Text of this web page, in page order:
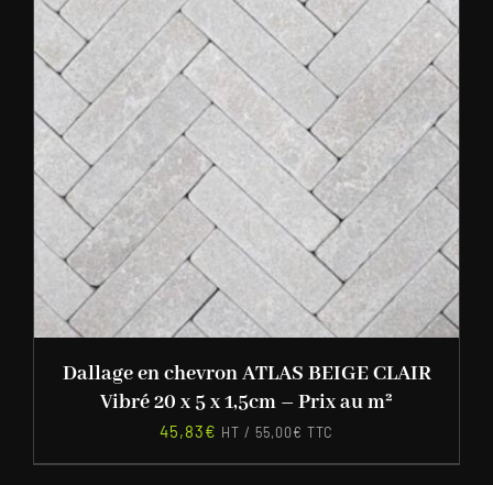
Dallage en chevron ATLAS BEIGE CLAIR
Vibré 20 x 5 x 1,5cm – Prix au m²
45,83€ HT / 55,00€ TTC